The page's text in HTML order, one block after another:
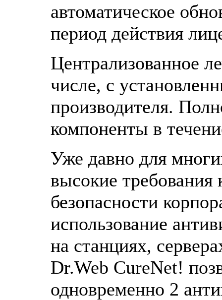
автоматическое
период действия
Централизованное
числе, с
производителя.
компоненты в
Уже давно для
высокие
безопасности
использование
на станциях,
Dr.Web CureNet!
одновременно 2